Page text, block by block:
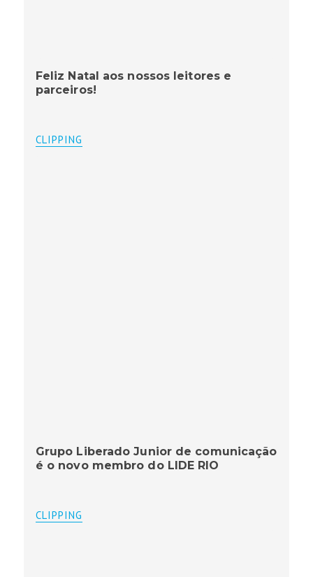
Feliz Natal aos nossos leitores e
parceiros!
CLIPPING
Grupo Liberado Junior de comunicação
é o novo membro do LIDE RIO
CLIPPING